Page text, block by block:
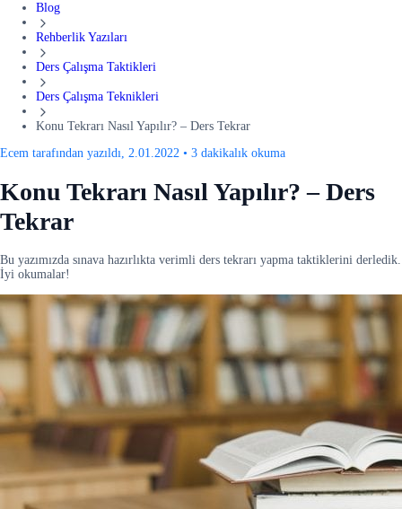
Blog
Rehberlik Yazıları
Ders Çalışma Taktikleri
Ders Çalışma Teknikleri
Konu Tekrarı Nasıl Yapılır? – Ders Tekrar
Ecem tarafından yazıldı, 2.01.2022 • 3 dakikalık okuma
Konu Tekrarı Nasıl Yapılır? – Ders
Tekrar
Bu yazımızda sınava hazırlıkta verimli ders tekrarı yapma taktiklerini derledik.
İyi okumalar!